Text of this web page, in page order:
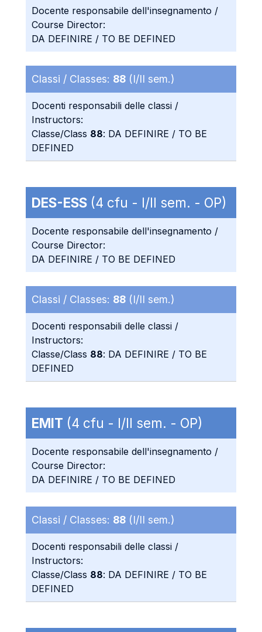
Docente responsabile dell'insegnamento /
Course Director:
DA DEFINIRE / TO BE DEFINED
Classi / Classes: 88 (I/II sem.)
Docenti responsabili delle classi /
Instructors:
Classe/Class 88: DA DEFINIRE / TO BE
DEFINED
DES-ESS (4 cfu - I/II sem. - OP)
Docente responsabile dell'insegnamento /
Course Director:
DA DEFINIRE / TO BE DEFINED
Classi / Classes: 88 (I/II sem.)
Docenti responsabili delle classi /
Instructors:
Classe/Class 88: DA DEFINIRE / TO BE
DEFINED
EMIT (4 cfu - I/II sem. - OP)
Docente responsabile dell'insegnamento /
Course Director:
DA DEFINIRE / TO BE DEFINED
Classi / Classes: 88 (I/II sem.)
Docenti responsabili delle classi /
Instructors:
Classe/Class 88: DA DEFINIRE / TO BE
DEFINED